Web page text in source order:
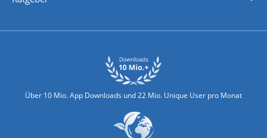
Über 10 Mio. App Downloads und 22 Mio. Unique User pro Monat